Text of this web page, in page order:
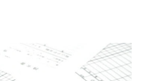
fino a 3 anni di età. Infatti
è necessario fare domanda